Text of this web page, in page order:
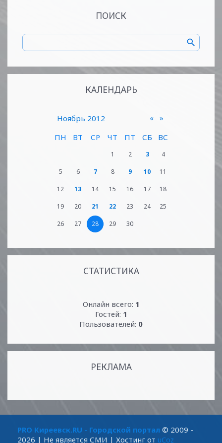
ПОИСК
КАЛЕНДАРЬ
«
Ноябрь 2012
»
ПН
ВТ СР ЧТ ПТ СБ ВС
1 2 3 4
5 6 7 8 9 10 11
12 13 14 15 16 17 18
19 20 21 22 23 24 25
26 27 28 29 30
СТАТИСТИКА
Онлайн всего: 1
Гостей: 1
Пользователей: 0
РЕКЛАМА
PRO Киреевск.RU - Городской портал © 2009 -
2026 | Не является СМИ | Хостинг от uCoz